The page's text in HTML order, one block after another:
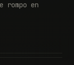
rompo en